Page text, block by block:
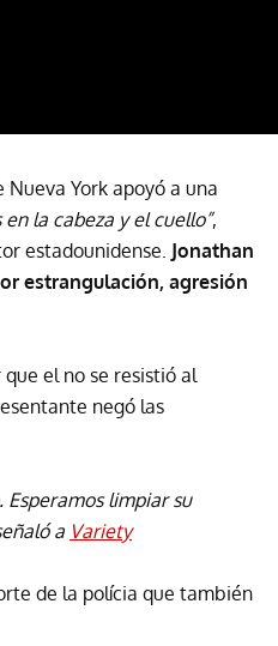
York apoyó a una
en la cabeza y el cuello”,
estadounidense. Jonathan
estrangulación, agresión
el no se resistió al
negó las
Esperamos limpiar su
a Variety
de la polícia que también